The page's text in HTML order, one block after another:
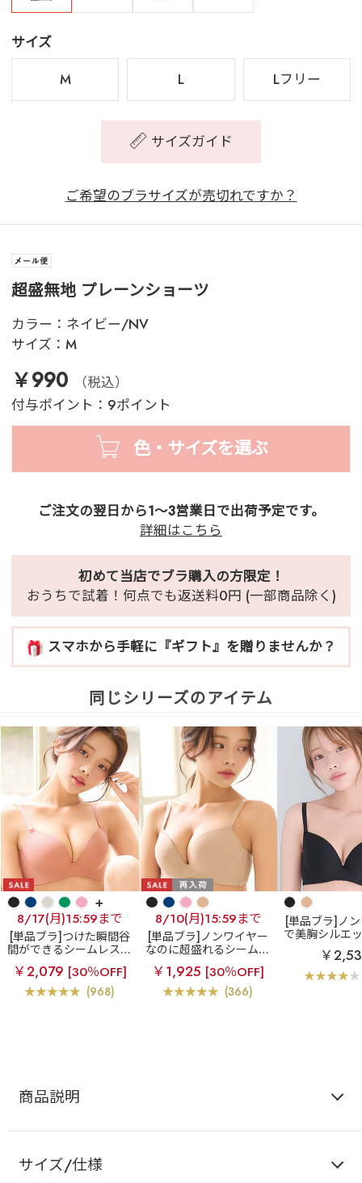
サイズ
M
L Lフリー
サイズガイド
ご希望のブラサイズが売切れですか？
超盛無地 プレーンショーツ
カラー： ネイビー/NV
サイズ： M
￥990
（税込）
付与ポイント：9ポイント
色・サイズを選ぶ
ご注文の翌日から1～3営業日で出荷予定です。
詳細はこちら
初めて当店でブラ購入の方限定！
おうちで試着！何点でも返送料0円 (一部商品除く)
スマホから手軽に『ギフト』を贈りませんか？
同じシリーズのアイテム
+
8/17(月)15:59まで
[単品ブラ]つけた瞬間谷
間ができるシームレスブ
ラ
超盛ブラ(R) シーム
レス 単品ブラジャー
￥2,079 [30％OFF]
(968)
8/10(月)15:59まで
[単品ブラ]ノンワイヤー
なのに超盛れるシームレ
スブラ
【WEB限定】ノ
ンワイヤー 超盛ブラ(R)
シームレス 単品ブラジャ
ー
￥1,925 [30％OFF]
(366)
[単品ブラ]ノ
で美胸シルエ
ノン
胸ブラ シー
ブラジ
￥
商品説明
サイズ/仕様